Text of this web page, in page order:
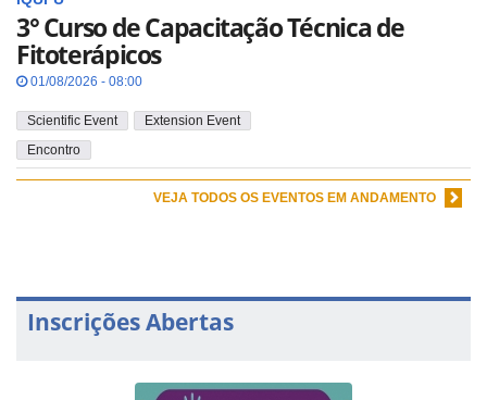
3° Curso de Capacitação Técnica de
Fitoterápicos
01/08/2026 - 08:00
Scientific Event
Extension Event
Encontro
VEJA TODOS OS EVENTOS EM ANDAMENTO
Inscrições Abertas